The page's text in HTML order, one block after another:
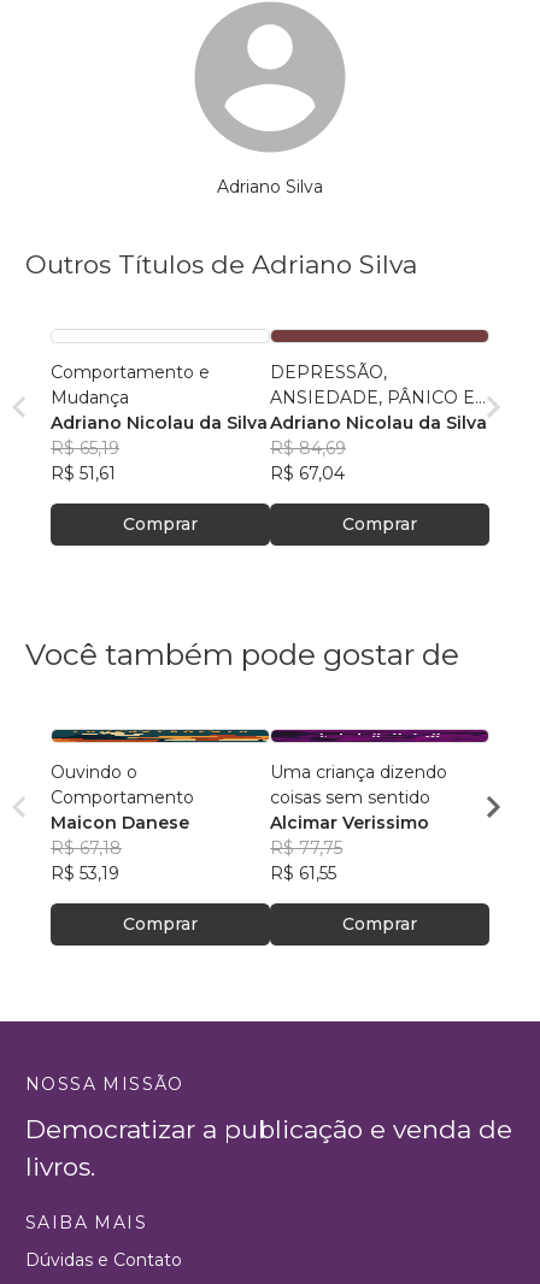
Adriano Silva
Outros Títulos de Adriano Silva
Comportamento e
Mudança
Adriano Nicolau da Silva
R$ 65,19
R$ 51,61
Comprar
DEPRESSÃO,
ANSIEDADE, PÂNICO E
A TERAPIA COGNITIVO-
COMPORTAMENTAL
Adriano Nicolau da Silva
R$ 84,69
R$ 67,04
Comprar
Você também pode gostar de
Ouvindo o
Comportamento
Maicon Danese
R$ 67,18
R$ 53,19
Comprar
Uma criança dizendo
coisas sem sentido
Alcimar Verissimo
R$ 77,75
R$ 61,55
Comprar
R$
NOSSA MISSÃO
Democratizar a publicação e venda de
livros.
SAIBA MAIS
Dúvidas e Contato